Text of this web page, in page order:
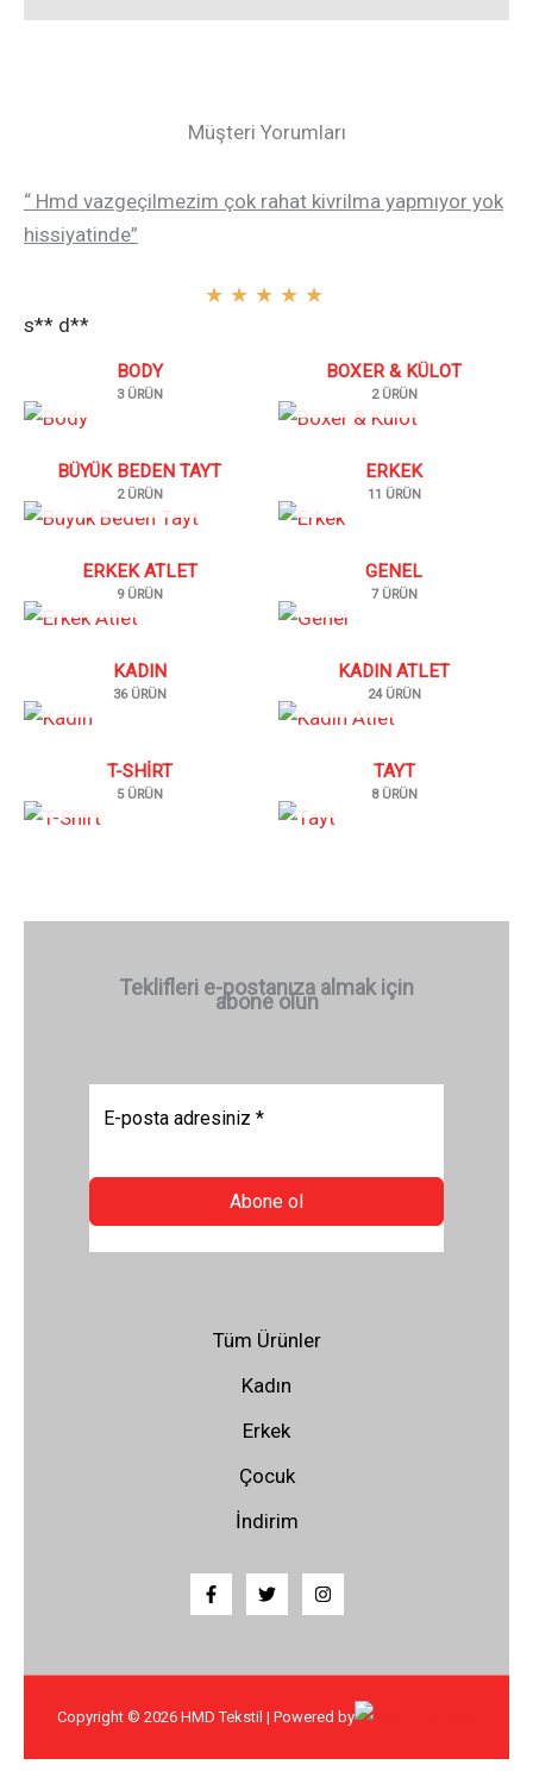
Müşteri Yorumları
“ Hmd vazgeçilmezim çok rahat kivrilma yapmıyor yok
hissiyatinde”
★ ★ ★ ★ ★
s** d**
BODY
3 ÜRÜN
BOXER & KÜLOT
2 ÜRÜN
BÜYÜK BEDEN TAYT
2 ÜRÜN
ERKEK
11 ÜRÜN
ERKEK ATLET
9 ÜRÜN
GENEL
7 ÜRÜN
KADIN
36 ÜRÜN
KADIN ATLET
24 ÜRÜN
T-SHIRT
5 ÜRÜN
TAYT
8 ÜRÜN
Teklifleri e-postanıza almak için
abone olun
Abone ol
Tüm Ürünler
Kadın
Erkek
Çocuk
İndirim
Copyright © 2026 HMD Tekstil | Powered by